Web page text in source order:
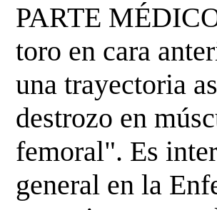
PARTE
toro en cara
una trayectoria
destrozo en
femoral". Es
general en la